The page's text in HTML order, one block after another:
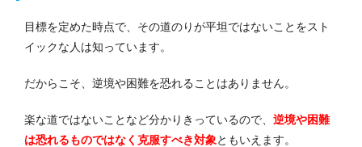
目標を定めた時点で、その道のりが平坦ではないことをスト
イックな人は知っています。
だからこそ、逆境や困難を恐れることはありません。
楽な道ではないことなど分かりきっているので、 逆境や困難
は恐れるものではなく克服すべき対象ともいえます。